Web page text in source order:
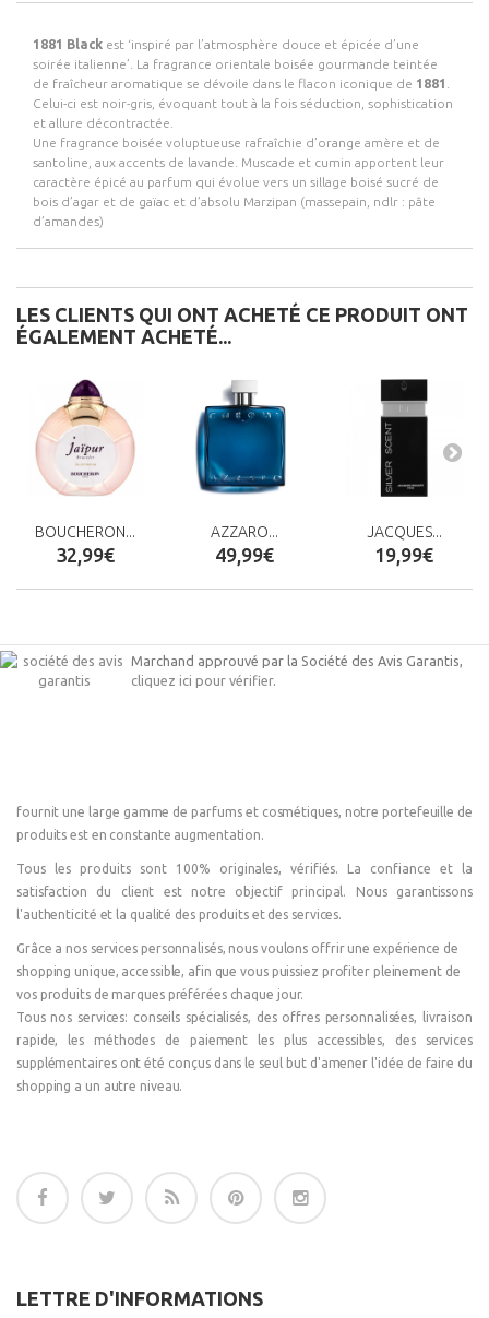
1881 Black est ‘inspiré par l’atmosphère douce et épicée d’une
soirée italienne’. La fragrance orientale boisée gourmande teintée
de fraîcheur aromatique se dévoile dans le flacon iconique de 1881
Celui-ci est noir-gris, évoquant tout à la fois séduction, sophistication
et allure décontractée.
Une fragrance boisée voluptueuse rafraîchie d’orange amère et de
santoline, aux accents de lavande. Muscade et cumin apportent leur
caractère épicé au parfum qui évolue vers un sillage boisé sucré de
bois d’agar et de gaïac et d’absolu Marzipan (massepain, ndlr : pâte
d’amandes)
LES CLIENTS QUI ONT ACHETÉ CE PRODUIT ONT
ÉGALEMENT ACHETÉ...
BOUCHERON...
32,99€
AZZARO...
49,99€
JACQUES...
19,99€
Marchand approuvé par la Société des Avis Garantis,
cliquez ici pour vérifier.
fournit une large gamme de parfums et cosmétiques, notre portefeuille de
produits est en constante augmentation.
Tous les produits sont 100% originales, vérifiés. La confiance et la
satisfaction du client est notre objectif principal. Nous garantissons
l'authenticité et la qualité des produits et des services.
Grâce a nos services personnalisés, nous voulons offrir une expérience de
shopping unique, accessible, afin que vous puissiez profiter pleinement de
vos produits de marques préférées chaque jour.
Tous nos services: conseils spécialisés, des offres personnalisées, livraison
rapide, les méthodes de paiement les plus accessibles, des services
supplémentaires ont été conçus dans le seul but d'amener l'idée de faire du
shopping a un autre niveau.
LETTRE D'INFORMATIONS